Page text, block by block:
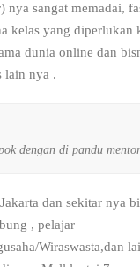
sangat memadai,
kelas yang diperlukan
dunia online dan
lain nya .
dengan di pandu mentor
dan sekitar nya
, pelajar
Wiraswasta,dan